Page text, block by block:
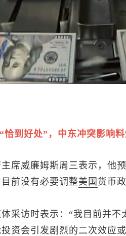
恰到好处”，中东冲突影响
席威廉姆斯周三表示，他
前没有必要调整美国 货币
采访时表示：“我目前并
资会引发剧烈的二次效应